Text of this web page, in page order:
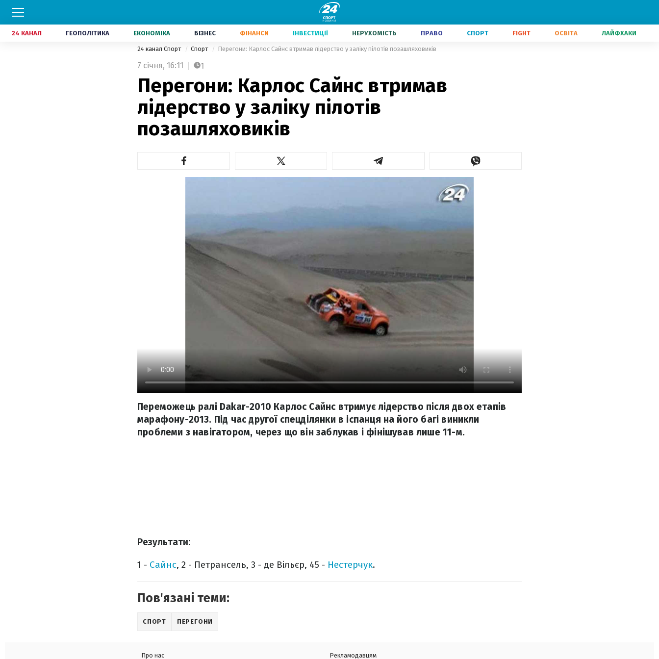
24 КАНАЛ ГЕОПОЛІТИКА ЕКОНОМІКА БІЗНЕС ФІНАНСИ ІНВЕСТИЦІЇ НЕРУХОМІСТЬ ПРАВО СПОРТ FIGHT ОСВІТА ЛАЙФХАКИ
24 канал Спорт Спорт Перегони: Карлос Сайнс втримав лідерство у заліку пілотів позашляховиків
7 січня, 16:11 1
Перегони: Карлос Сайнс втримав
лідерство у заліку пілотів
позашляховиків
Переможець ралі Dakar-2010 Карлос Сайнс втримує лідерство після двох етапів
марафону-2013. Під час другої спецділянки в іспанця на його багі виникли
проблеми з навігатором, через що він заблукав і фінішував лише 11-м.
Результати:
1 - Сайнс, 2 - Петрансель, 3 - де Вільєр, 45 - Нестерчук.
Пов'язані теми:
СПОРТ ПЕРЕГОНИ
Про нас
Рекламодавцям